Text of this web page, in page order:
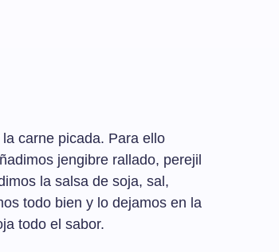
carne picada. Para ello
jengibre rallado, perejil
la salsa de soja, sal,
todo bien y lo dejamos en la
todo el sabor.